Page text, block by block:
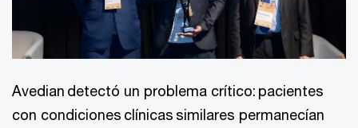
Avedian detectó un problema crítico: pacientes
con condiciones clínicas similares permanecían